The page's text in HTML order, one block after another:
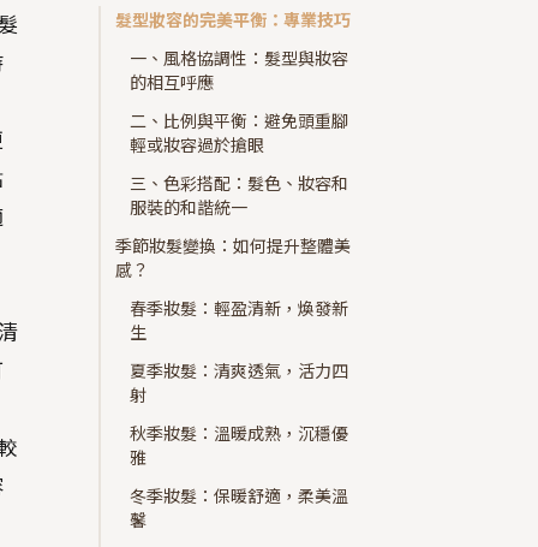
髮型妝容的完美平衡：專業技巧
一、風格協調性：髮型與妝容
的相互呼應
二、比例與平衡：避免頭重腳
輕或妝容過於搶眼
三、色彩搭配：髮色、妝容和
服裝的和諧統一
季節妝髮變換：如何提升整體美
感？
春季妝髮：輕盈清新，煥發新
生
夏季妝髮：清爽透氣，活力四
射
秋季妝髮：溫暖成熟，沉穩優
雅
冬季妝髮：保暖舒適，柔美溫
馨